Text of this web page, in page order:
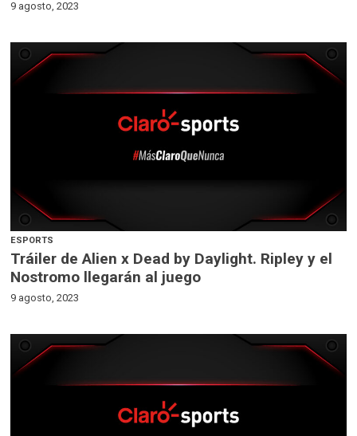
9 agosto, 2023
ESPORTS
Tráiler de Alien x Dead by Daylight. Ripley y el
Nostromo llegarán al juego
9 agosto, 2023